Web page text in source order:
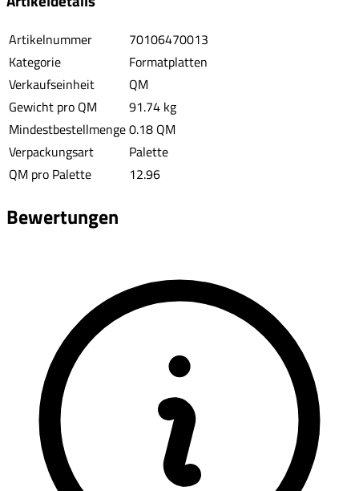
Artikelnummer
70106470013
Kategorie
Formatplatten
Verkaufseinheit
QM
Gewicht pro QM
91.74 kg
Mindestbestellmenge0.18 QM
Verpackungsart
Palette
QM pro Palette
12.96
Bewertungen